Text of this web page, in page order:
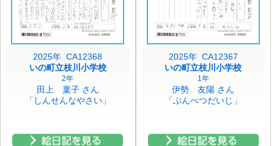
2025年 CA12368
いの町立枝川小学校
2年
田上 稟子 さん
「しんせんなやさい」
2025年 CA12367
いの町立枝川小学校
1年
伊勢 友陽 さん
「ぶんべつだいじ」